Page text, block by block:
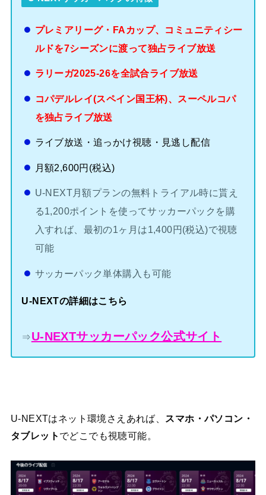
プレミアリーグ・FAカップ、コミュニティシー
ルドを7シーズンに渡って独占ライブ放送
ラリーガ2025-26を全試合ライブ放送
コパデルレイ(スペイン国王杯)、スーペルコパ
を独占ライブ放送
ライブ放送・追っかけ視聴・見逃し配信
月額2,600円(税込)
U-NEXT月額プランの無料トライアル時に貰え
る1,200ポイントを使ってサッカーパックを購
入すれば、最初の1ヶ月は1,400円(税込)で視聴
可能
サッカーパック単体購入も可能
U-NEXTの詳細はこちら
⇒U-NEXTサッカーパック公式サイト
U-NEXTはネット環境さえあれば、 スマホ・パソコン・
タブレット でどこでも視聴可能。